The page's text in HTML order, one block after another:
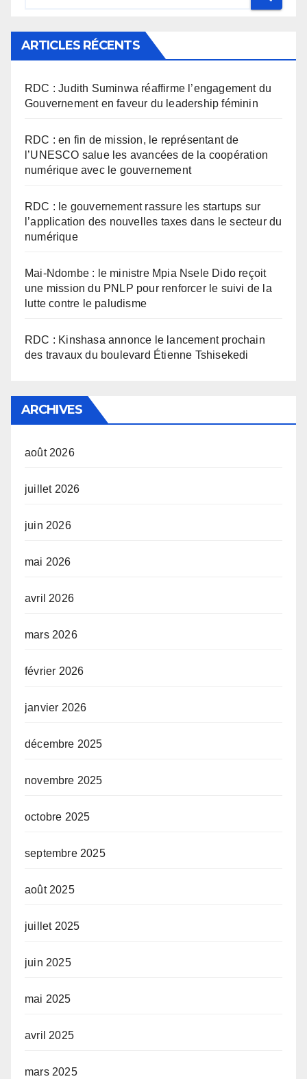
ARTICLES RÉCENTS
RDC : Judith Suminwa réaffirme l’engagement du
Gouvernement en faveur du leadership féminin
RDC : en fin de mission, le représentant de
l’UNESCO salue les avancées de la coopération
numérique avec le gouvernement
RDC : le gouvernement rassure les startups sur
l’application des nouvelles taxes dans le secteur du
numérique
Mai-Ndombe : le ministre Mpia Nsele Dido reçoit
une mission du PNLP pour renforcer le suivi de la
lutte contre le paludisme
RDC : Kinshasa annonce le lancement prochain
des travaux du boulevard Étienne Tshisekedi
ARCHIVES
août 2026
juillet 2026
juin 2026
mai 2026
avril 2026
mars 2026
février 2026
janvier 2026
décembre 2025
novembre 2025
octobre 2025
septembre 2025
août 2025
juillet 2025
juin 2025
mai 2025
avril 2025
mars 2025